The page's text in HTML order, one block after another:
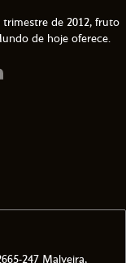
de 2012, fruto
de hoje oferece.
247 Malveira,